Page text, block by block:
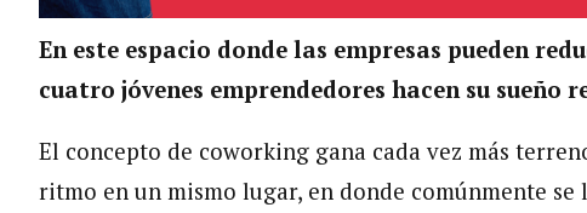
En este espacio donde las empresas pueden
cuatro jóvenes emprendedores hacen su sueño
El concepto de coworking gana cada vez más
ritmo en un mismo lugar, en donde comúnmente